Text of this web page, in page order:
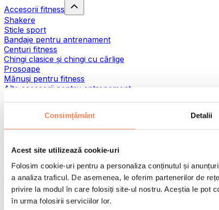
Consimțământ Detalii
Acest site utilizează cookie-uri
Folosim cookie-uri pentru a personaliza conținutul și
a analiza traficul. De asemenea, le oferim partenerilor de
privire la modul în care folosiți site-ul nostru. Aceștia le pot
în urma folosirii serviciilor lor.
Accesorii fitness
Shakere
Sticle sport
Bandaje pentru antrenament
Centuri fitness
Chingi clasice și chingi cu cârlige
Prosoape
Mănuși pentru fitness
Alte accesorii pentru antrenament
Ajutoare pentru reabilitare
Pistoale de masaj
Genți și accesorii pentru alimente
Genți pentru sala de sport
Rucsacuri
Accesorii în funcție de activitate